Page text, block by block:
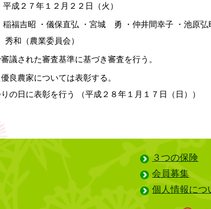
２７年１２月２２日（火）
稲福吉昭 ・儀保直弘 ・宮城 勇 ・仲井間幸子 ・池原
和（農業委員会）
議された審査基準に基づき審査を行う。
良農家については表彰する。
りの日に表彰を行う （平成２８年１月１７日（日））
３つの保険
会員募集
個人情報につ